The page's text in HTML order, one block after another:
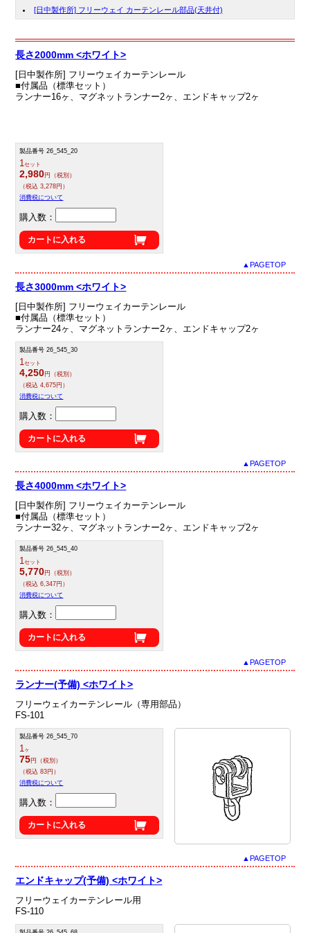
[日中製作所] フリーウェイ カーテンレール部品(天井付)
長さ2000mm <ホワイト>
[日中製作所] フリーウェイカーテンレール
■付属品（標準セット）
ランナー16ヶ、マグネットランナー2ヶ、エンドキャップ2ヶ
製品番号 26_545_20
1セット
2,980円（税別）
（税込 3,278円）
消費税について
購入数：
カートに入れる
▲PAGETOP
長さ3000mm <ホワイト>
[日中製作所] フリーウェイカーテンレール
■付属品（標準セット）
ランナー24ヶ、マグネットランナー2ヶ、エンドキャップ2ヶ
製品番号 26_545_30
1セット
4,250円（税別）
（税込 4,675円）
消費税について
購入数：
カートに入れる
▲PAGETOP
長さ4000mm <ホワイト>
[日中製作所] フリーウェイカーテンレール
■付属品（標準セット）
ランナー32ヶ、マグネットランナー2ヶ、エンドキャップ2ヶ
製品番号 26_545_40
1セット
5,770円（税別）
（税込 6,347円）
消費税について
購入数：
カートに入れる
▲PAGETOP
ランナー(予備) <ホワイト>
フリーウェイカーテンレール（専用部品）
FS-101
製品番号 26_545_70
1 ヶ
75円（税別）
（税込 83円）
消費税について
購入数：
カートに入れる
▲PAGETOP
エンドキャップ(予備) <ホワイト>
フリーウェイカーテンレール用
FS-110